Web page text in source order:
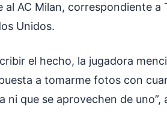
AC Milan, correspondiente a
Unidos.
el hecho, la jugadora
a tomarme fotos con
ni que se aprovechen de uno”,